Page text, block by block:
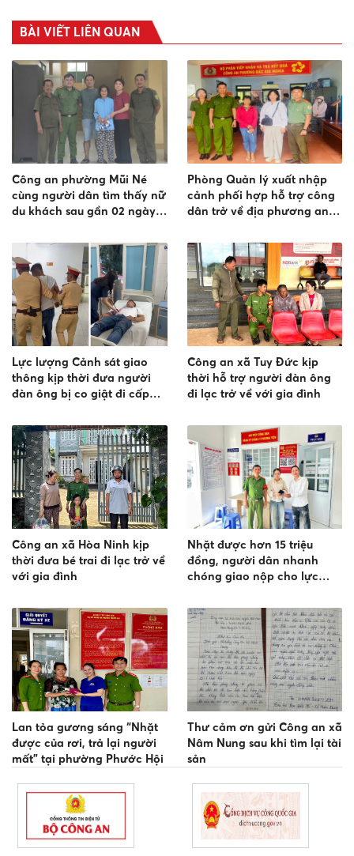
BÀI VIẾT LIÊN QUAN
Công an phường Mũi Né
cùng người dân tìm thấy nữ
du khách sau gần 02 ngày
Phòng Quản lý xuất nhập
cảnh phối hợp hỗ trợ công
dân trở về địa phương an
Lực lượng Cảnh sát giao
thông kịp thời đưa người
đàn ông bị co giật đi cấp
Công an xã Tuy Đức kịp
thời hỗ trợ người đàn ông
đi lạc trở về với gia đình
Công an xã Hòa Ninh kịp
thời đưa bé trai đi lạc trở về
với gia đình
Nhặt được hơn 15 triệu
đồng, người dân nhanh
chóng giao nộp cho lực
người mất
Lan tỏa gương sáng “Nhặt
được của rơi, trả lại người
mất” tại phường Phước Hội
Thư cảm ơn gửi Công an xã
Nâm Nung sau khi tìm lại tài
sản